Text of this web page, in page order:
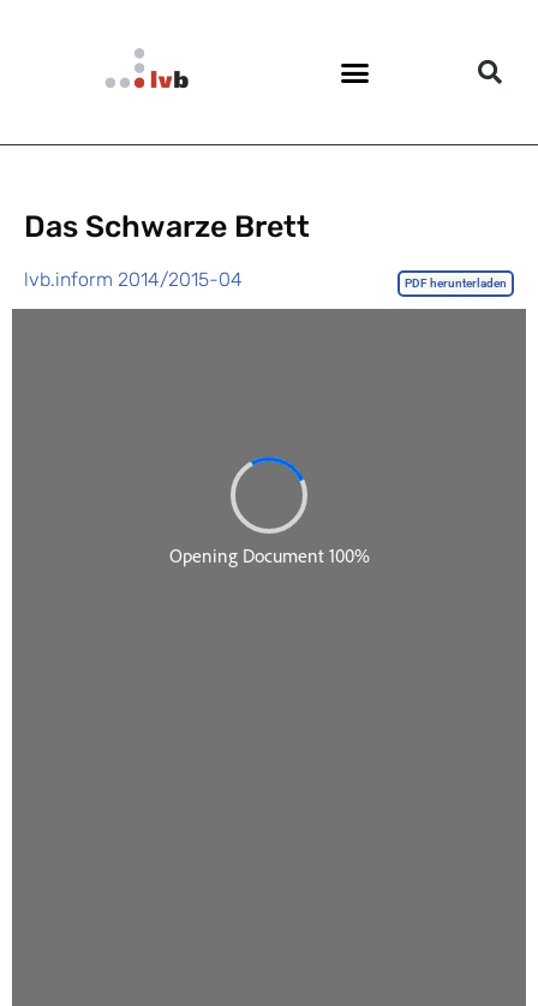
Das Schwarze Brett
lvb.inform 2014/2015-04 PDF herunterladen